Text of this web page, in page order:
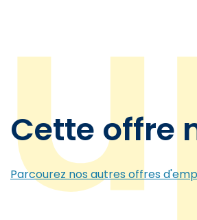
Cette offre
Parcourez nos autres offres